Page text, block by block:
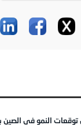
النمو في الصين